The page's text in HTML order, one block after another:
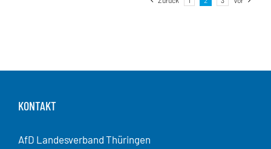
KONTAKT
AfD Landesverband Thüringen